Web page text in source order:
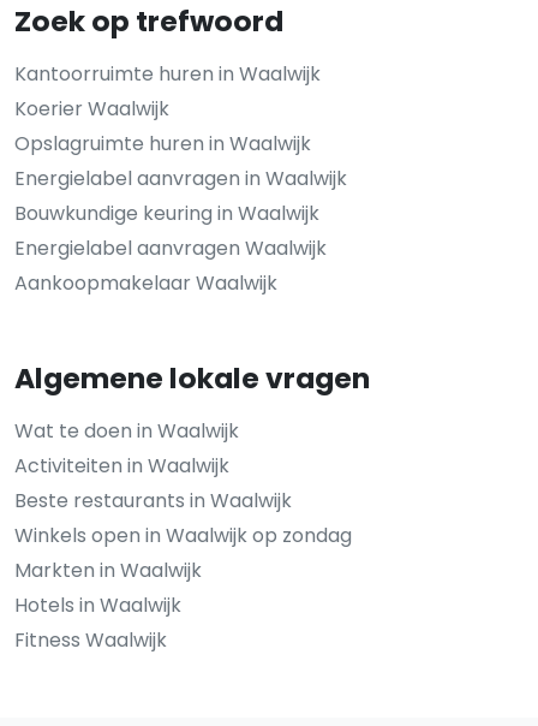
Zoek op trefwoord
Kantoorruimte huren in Waalwijk
Koerier Waalwijk
Opslagruimte huren in Waalwijk
Energielabel aanvragen in Waalwijk
Bouwkundige keuring in Waalwijk
Energielabel aanvragen Waalwijk
Aankoopmakelaar Waalwijk
Algemene lokale vragen
Wat te doen in Waalwijk
Activiteiten in Waalwijk
Beste restaurants in Waalwijk
Winkels open in Waalwijk op zondag
Markten in Waalwijk
Hotels in Waalwijk
Fitness Waalwijk